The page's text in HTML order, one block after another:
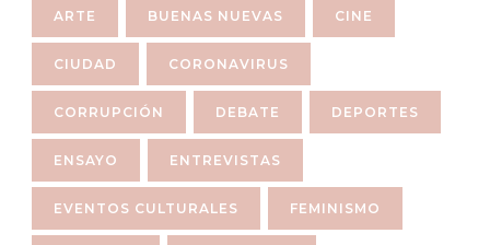
ARTE BUENAS NUEVAS CINE
CIUDAD CORONAVIRUS
CORRUPCIÓN DEBATE DEPORTES
ENSAYO ENTREVISTAS
EVENTOS CULTURALES FEMINISMO